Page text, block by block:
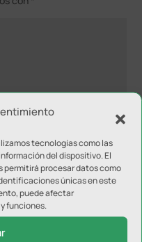
tecnologías como las
del dispositivo. El
procesar datos como
únicas en este
puede afectar
funciones.